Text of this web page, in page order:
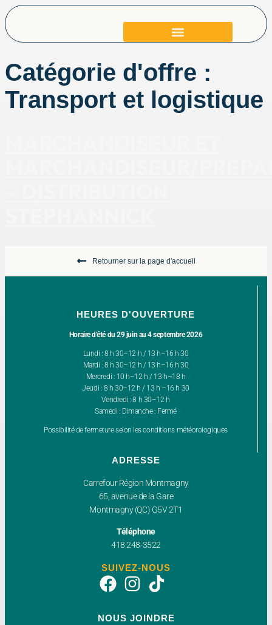
Catégorie d'offre :
Transport et logistique
Retourner sur la page d'accueil
HEURES D'OUVERTURE
Horaire d’été du 29 juin au 4 septembre 2026
Lundi : 8 h 30–12 h / 13 h–16 h 30
Mardi : 8 h 30–12 h / 13 h–16 h 30
Mercredi : 10 h–12 h / 13 h–18 h
Jeudi : 8 h 30–12 h / 13 h –16 h 30
Vendredi : 8 h 30–12 h
Samedi : Dimanche : Fermé
Possibilité de fermeture selon les conditions météorologiques
Carrefour Région Montmagny
65, avenue de la Gare
Montmagny (QC) G5V 2T1
Téléphone
418 248-3522
SUIVEZ-NOUS
ADRESSE
NOUS JOINDRE